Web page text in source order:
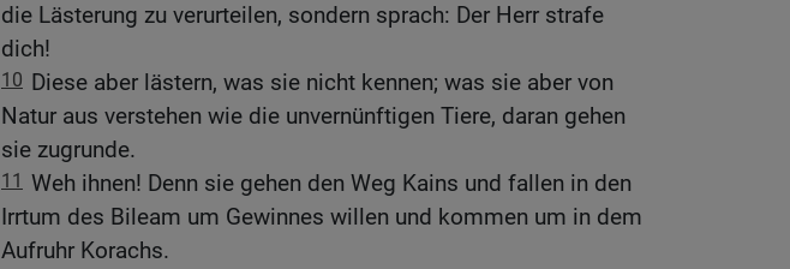
die Lästerung zu verurteilen, sondern sprach: Der Herr strafe
dich!
10 Diese aber lästern, was sie nicht kennen; was sie aber von
Natur aus verstehen wie die unvernünftigen Tiere, daran gehen
sie zugrunde.
11 Weh ihnen! Denn sie gehen den Weg Kains und fallen in den
Irrtum des Bileam um Gewinnes willen und kommen um in dem
Aufruhr Korachs.